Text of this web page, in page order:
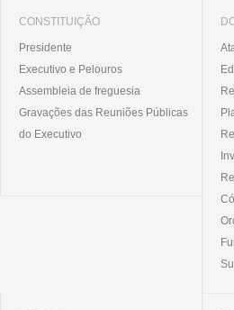
CONSTITUIÇÃO
Presidente
Executivo e Pelouros
Assembleia de freguesia
Gravações das Reuniões Públicas
do Executivo